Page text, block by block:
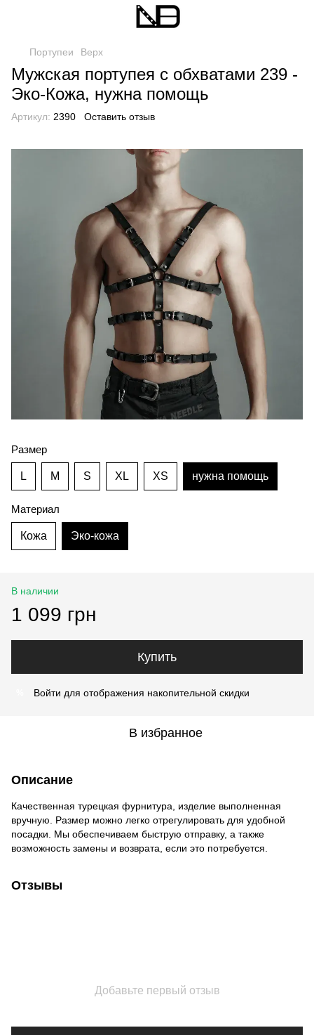
Портупеи Верх
Мужская портупея с обхватами 239 -
Эко-Кожа, нужна помощь
Артикул: 2390 Оставить отзыв
Размер
L M S XL XS нужна помощь
Материал
Кожа Эко-кожа
В наличии
1 099 грн
Купить
Войти для отображения накопительной скидки
В избранное
Описание
Качественная турецкая фурнитура, изделие выполненная
вручную. Размер можно легко отрегулировать для удобной
посадки. Мы обеспечиваем быструю отправку, а также
возможность замены и возврата, если это потребуется.
Отзывы
Добавьте первый отзыв